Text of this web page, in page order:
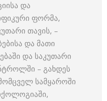
და
ფორმა,
თავის, –
და მათი
და საკუთარი
– გახდეს
სამყაროში